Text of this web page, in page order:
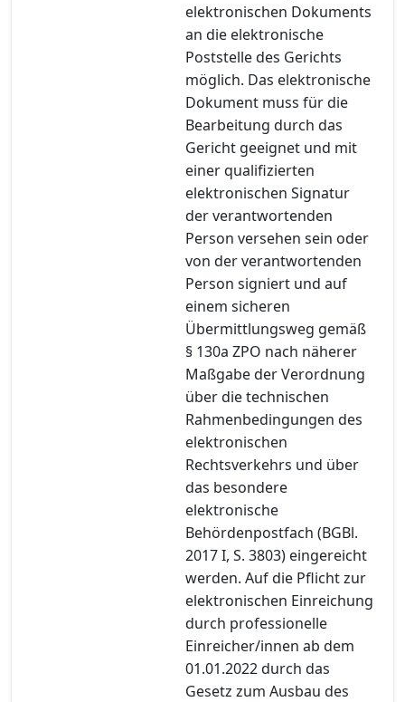
elektronischen Dokuments
an die elektronische
Poststelle des Gerichts
möglich. Das elektronische
Dokument muss für die
Bearbeitung durch das
Gericht geeignet und mit
einer qualifizierten
elektronischen Signatur
der verantwortenden
Person versehen sein oder
von der verantwortenden
Person signiert und auf
einem sicheren
Übermittlungsweg gemäß
§ 130a ZPO nach näherer
Maßgabe der Verordnung
über die technischen
Rahmenbedingungen des
elektronischen
Rechtsverkehrs und über
das besondere
elektronische
Behördenpostfach (BGBl.
2017 I, S. 3803) eingereicht
werden. Auf die Pflicht zur
elektronischen Einreichung
durch professionelle
Einreicher/innen ab dem
01.01.2022 durch das
Gesetz zum Ausbau des